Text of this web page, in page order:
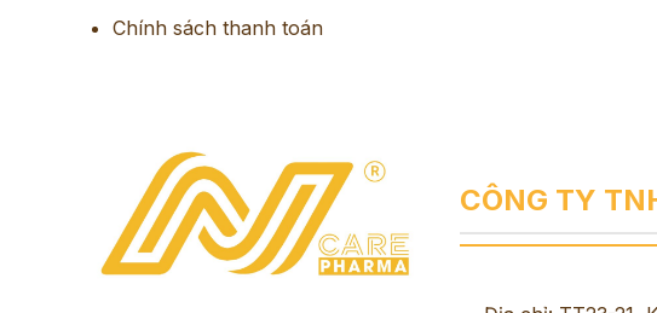
Chính sách thanh toán
CÔNG TY